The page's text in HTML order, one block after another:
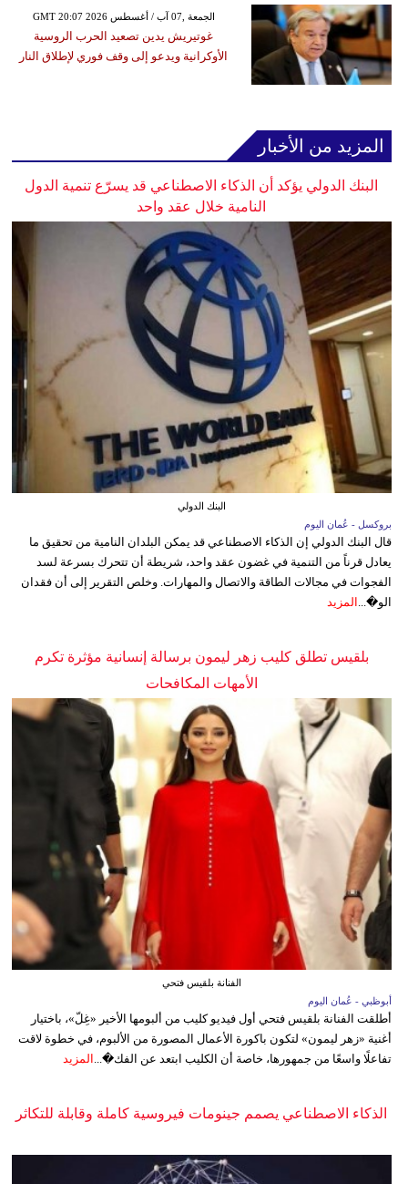
GMT 20:07 2026 الجمعة ,07 آب / أغسطس
غوتيريش يدين تصعيد الحرب الروسية
الأوكرانية ويدعو إلى وقف فوري لإطلاق النار
المزيد من الأخبار
البنك الدولي يؤكد أن الذكاء الاصطناعي قد يسرّع تنمية الدول
النامية خلال عقد واحد
البنك الدولي
بروكسل - عُمان اليوم
قال البنك الدولي إن الذكاء الاصطناعي قد يمكن البلدان النامية من تحقيق ما
يعادل قرناً من التنمية في غضون عقد واحد، شريطة أن تتحرك بسرعة لسد
الفجوات في مجالات الطاقة والاتصال والمهارات. وخلص التقرير إلى أن فقدان
الو�... المزيد
بلقيس تطلق كليب زهر ليمون برسالة إنسانية مؤثرة تكرم
الأمهات المكافحات
الفنانة بلقيس فتحي
أبوظبي - عُمان اليوم
أطلقت الفنانة بلقيس فتحي أول فيديو كليب من ألبومها الأخير «غِلّ»، باختيار
أغنية «زهر ليمون» لتكون باكورة الأعمال المصورة من الألبوم، في خطوة لاقت
تفاعلًا واسعًا من جمهورها، خاصة أن الكليب ابتعد عن الفك�...
المزيد
الذكاء الاصطناعي يصمم جينومات فيروسية كاملة وقابلة للتكاثر